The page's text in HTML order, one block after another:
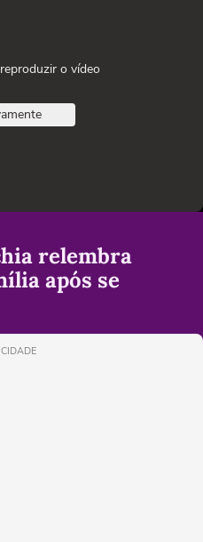
o vídeo
relembra
após se